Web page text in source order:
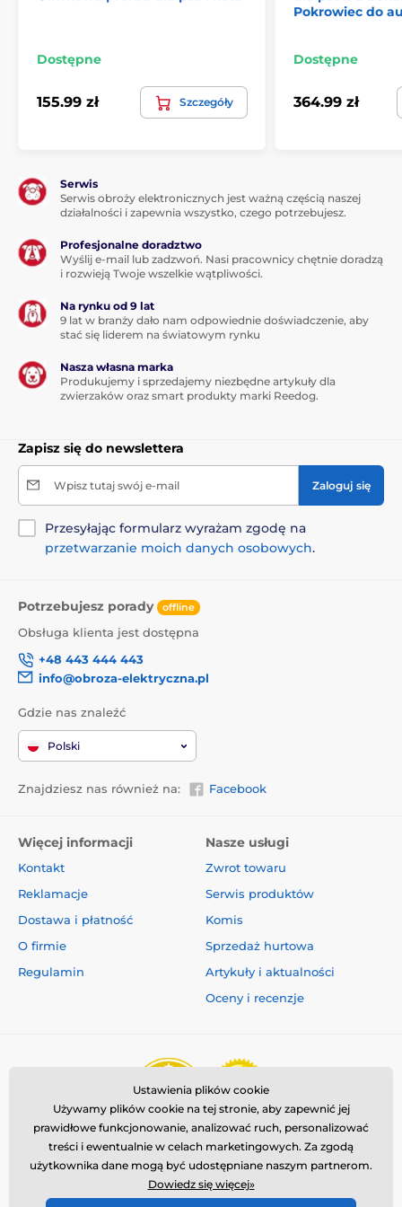
Podróżowanie Pokrowce do auta
Podróżowanie
Dostępne
155.99 zł Szczegóły
Pokrowiec do
Dostępne
364.99 zł
Serwis
Serwis obroży elektronicznych jest ważną częścią naszej
działalności i zapewnia wszystko, czego potrzebujesz.
Profesjonalne doradztwo
Wyślij e-mail lub zadzwoń. Nasi pracownicy chętnie doradzą
i rozwieją Twoje wszelkie wątpliwości.
Na rynku od 9 lat
9 lat w branży dało nam odpowiednie doświadczenie, aby
stać się liderem na światowym rynku
Nasza własna marka
Produkujemy i sprzedajemy niezbędne artykuły dla
zwierzaków oraz smart produkty marki Reedog.
Zapisz się do newslettera
Wpisz tutaj swój e-mail Zaloguj się
Przesyłając formularz wyrażam zgodę na
przetwarzanie moich danych osobowych.
Potrzebujesz porady offline
Obsługa klienta jest dostępna
+48 443 444 443
info@obroza-elektryczna.pl
Gdzie nas znaleźć
Polski
Znajdziesz nas również na: Facebook
Więcej informacji
Kontakt
Reklamacje
Dostawa i płatność
O firmie
Regulamin
Nasze usługi
Zwrot towaru
Serwis produktów
Komis
Sprzedaż hurtowa
Artykuły i aktualności
Oceny i recenzje
Ustawienia plików cookie
Używamy plików cookie na tej stronie, aby zapewnić jej
prawidłowe funkcjonowanie, analizować ruch, personalizować
treści i ewentualnie w celach marketingowych. Za zgodą
użytkownika dane mogą być udostępniane naszym partnerom.
Dowiedz się więcej»